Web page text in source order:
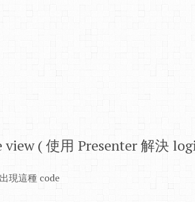
( 使用 Presenter 解決
現這種 code